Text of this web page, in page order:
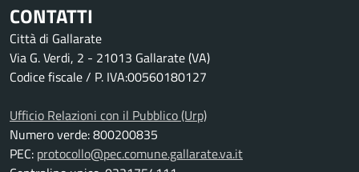
CONTATTI
Città di Gallarate
Via G. Verdi, 2 - 21013 Gallarate (VA)
Codice fiscale / P. IVA:00560180127
Ufficio Relazioni con il Pubblico (Urp)
Numero verde: 800200835
PEC: protocollo@pec.comune.gallarate.va.it